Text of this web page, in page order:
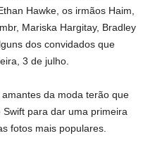
Hawke, os irmãos Haim,
Mariska Hargitay, Bradley
dos convidados que
3 de julho.
da moda terão que
para dar uma primeira
fotos mais populares.